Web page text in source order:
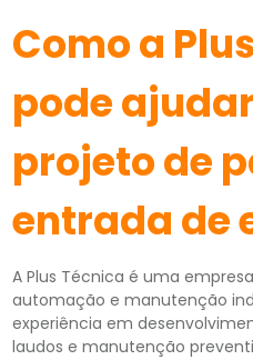
Como a
pode
projeto de
entrada de
A Plus Técnica é uma
automação e manutenção
experiência em
laudos e manutenção